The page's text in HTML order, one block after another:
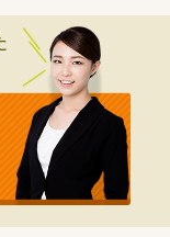
ー科で、処方箋は1
が2名で、常時2名
アを中心に店舗を展
おり、非常に安定
地域密着型として健